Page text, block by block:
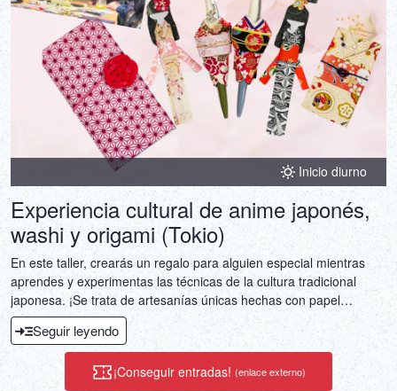
Inicio diurno
Experiencia cultural de anime japonés,
washi y origami (Tokio)
En este taller, crearás un regalo para alguien especial mientras
aprendes y experimentas las técnicas de la cultura tradicional
japonesa. ¡Se trata de artesanías únicas hechas con papel
japonés (washi) y origami! La muñeca washi "Hanahime" con un
bolígrafo japonés es un regalo único y especial. También puedes
elegir y crear otra artesanía que te guste (marcapáginas, bolsita
para amuletos, cuaderno washi o libro de sellos goshuin).
Seguir leyendo
¡Conseguir entradas! (enlace externo)